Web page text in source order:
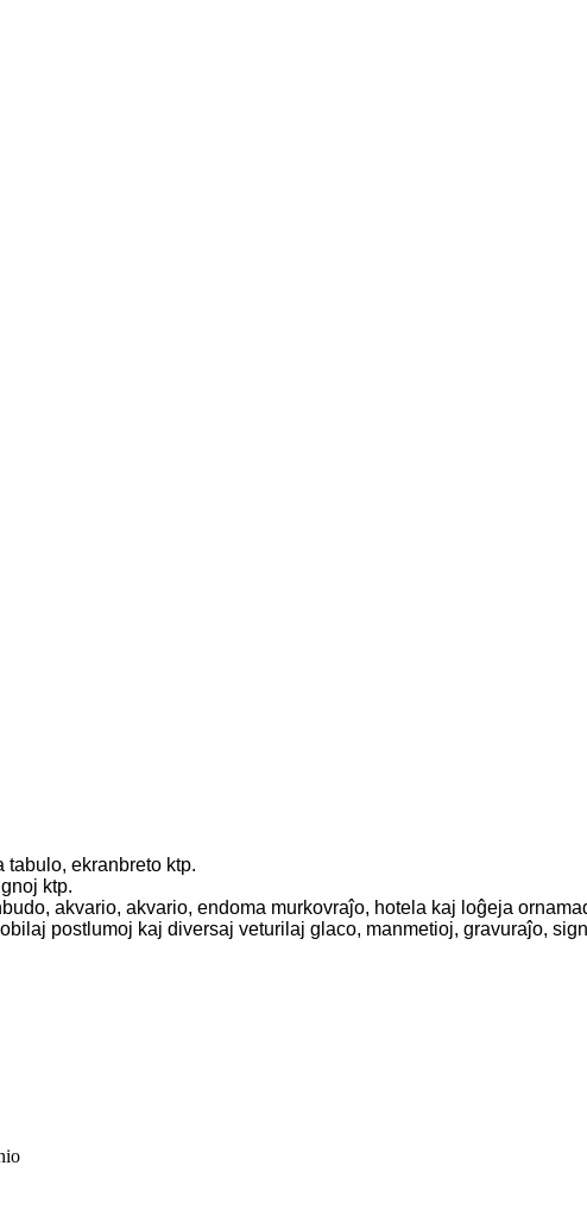
ekranbreto ktp.
ktp.
akvario, akvario, endoma murkovraĵo, hotela kaj loĝeja
postlumoj kaj diversaj veturilaj glaco, manmetioj, gravuraĵo,